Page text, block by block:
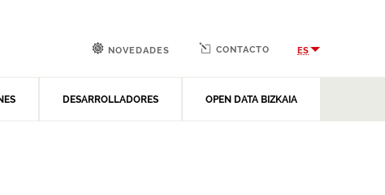
DESARROLLADORES OPEN DATA BIZKAIA
NOVEDADES CONTACTO ES